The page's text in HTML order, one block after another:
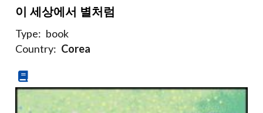
이 세상에서 별처럼
Type: book
Country: Corea